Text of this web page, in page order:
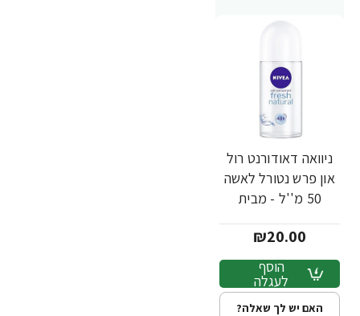
ניוואה דאודורנט רול
און פרש נטורל לאשה
50 מ''ל - מבית
₪20.00
הוסף
לעגלה
האם יש לך שאלה?